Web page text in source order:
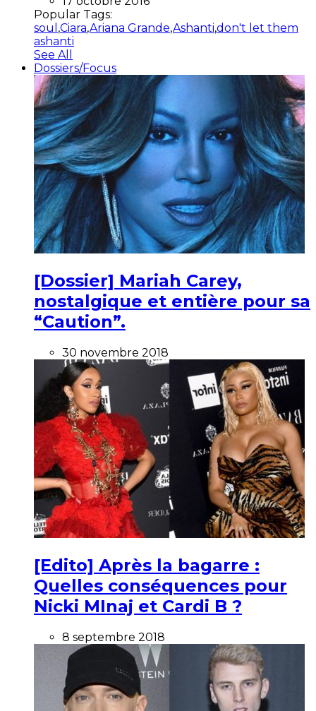
Popular Tags:
soul ,Ciara,Ariana Grande,Ashanti,don't let them
ashanti
See All
Dossiers/Focus
[Dossier] Mariah Carey,
nostalgique et entière pour sa
“Caution”.
30 novembre 2018
[Edito] Après la bagarre :
Quelles conséquences pour
Nicki MInaj et Cardi B ?
8 septembre 2018